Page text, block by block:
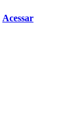
Acessar